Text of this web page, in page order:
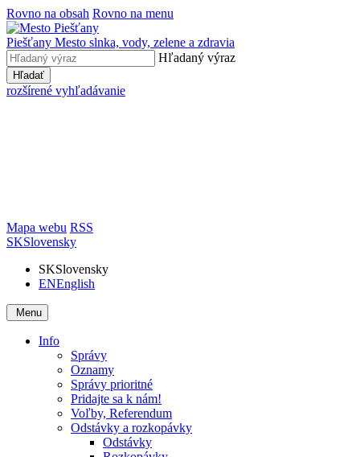
Rovno na obsah Rovno na menu
Piešťany Mesto slnka, vody, zelene a zdravia
Hľadaný výraz
Hľadať
rozšírené vyhľadávanie
Mapa webu RSS
SKSlovensky
SKSlovensky
ENEnglish
Menu
Info
Správy
Oznamy
Správy prioritné
Pridajte sa k nám!
Voľby, Referendum
Odstávky a rozkopávky
Odstávky